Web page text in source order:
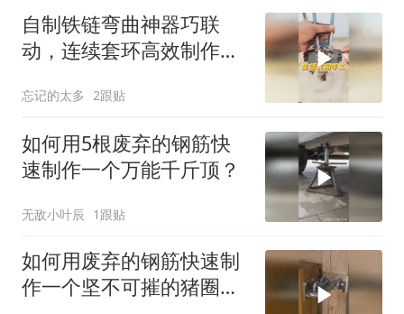
自制铁链弯曲神器巧联
动，连续套环高效制作藏
忘记的太多 2跟贴
如何用5根废弃的钢筋快
速制作一个万能千斤顶？
无敌小叶辰 1跟贴
如何用废弃的钢筋快速制
作一个坚不可摧的猪圈大